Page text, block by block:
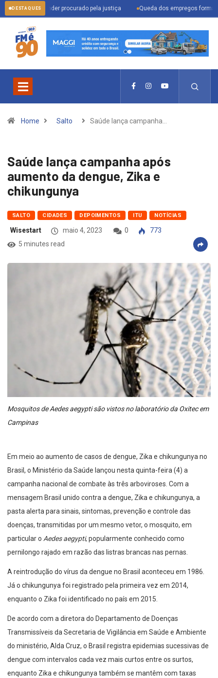
DESTAQUES
procurado pela justiça Queda dos empregos formais em Itu
Home Salto Saúde lança campanha…
Saúde lança campanha após
aumento da dengue, Zika e
chikungunya
SALTO CIDADES DEPOIMENTOS ITU NOTÍCIAS
Wisestart maio 4, 2023 0
773
5 minutes read
Mosquitos de Aedes aegypti são vistos no laboratório da Oxitec em
Campinas
Em meio ao aumento de casos de dengue, Zika e chikungunya no
Brasil, o Ministério da Saúde lançou nesta quinta-feira (4) a
campanha nacional de combate às três arboviroses. Com a
mensagem Brasil unido contra a dengue, Zika e chikungunya, a
pasta alerta para sinais, sintomas, prevenção e controle das
doenças, transmitidas por um mesmo vetor, o mosquito, em
particular o Aedes aegypti, popularmente conhecido como
pernilongo rajado em razão das listras brancas nas pernas.
A reintrodução do vírus da dengue no Brasil aconteceu em 1986.
Já o chikungunya foi registrado pela primeira vez em 2014,
enquanto o Zika foi identificado no país em 2015.
De acordo com a diretora do Departamento de Doenças
Transmissíveis da Secretaria de Vigilância em Saúde e Ambiente
do ministério, Alda Cruz, o Brasil registra epidemias sucessivas de
dengue com intervalos cada vez mais curtos entre os surtos,
enquanto Zika e chikungunya também se mantêm com taxas